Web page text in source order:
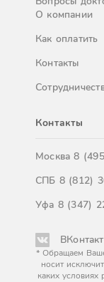
О компании
Как оплатить
Контакты
Контакты
Москва8
СПБ 8 (812)
Уфа 8 (347)
* Обращаем
носит
каких условиях